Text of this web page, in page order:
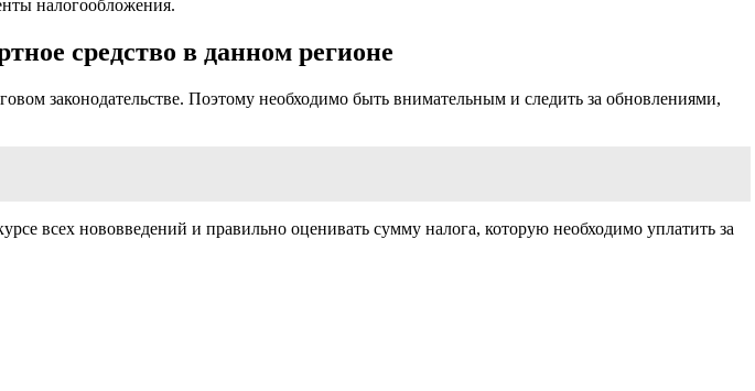
налогообложения.
средство в данном регионе
законодательстве. Поэтому необходимо быть внимательным и следить за обновлениями,
всех нововведений и правильно оценивать сумму налога, которую необходимо уплатить за